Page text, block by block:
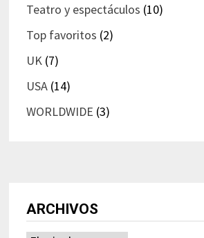
Teatro y espectáculos (10)
Top favoritos (2)
UK(7)
USA(14)
WORLDWIDE (3)
ARCHIVOS